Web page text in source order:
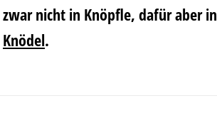
zwar nicht in Knöpfle, dafür aber in
Knödel.